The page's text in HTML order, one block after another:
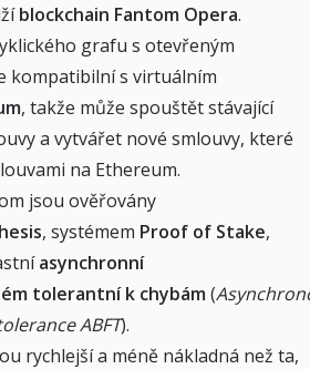
blockchain Fantom Opera.
grafu s otevřeným
kompatibilní s virtuálním
, takže může spouštět stávající
a vytvářet nové smlouvy, které
na Ethereum.
jsou ověřovány
, systémem Proof of Stake,
asynchronní
tolerantní k chybám(
ABFT).
rychlejší a méně nákladná než ta,